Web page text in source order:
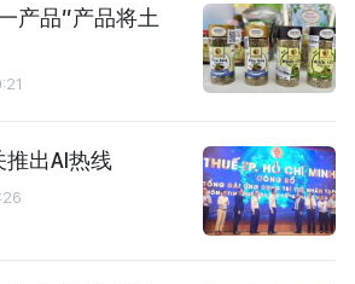
产品”产品将土
出AI热线